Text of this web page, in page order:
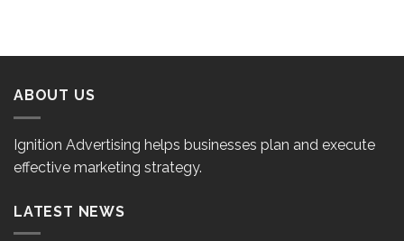
ABOUT US
Ignition Advertising helps businesses plan and execute
effective marketing strategy.
LATEST NEWS